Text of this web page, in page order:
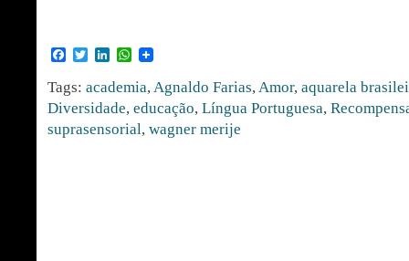
Facebook
TwitterLinkedInWhatsApp
Tags: academia, Agnaldo Farias, Amor, aquarela
Diversidade, educação, Língua Portuguesa,
suprasensorial, wagner merije